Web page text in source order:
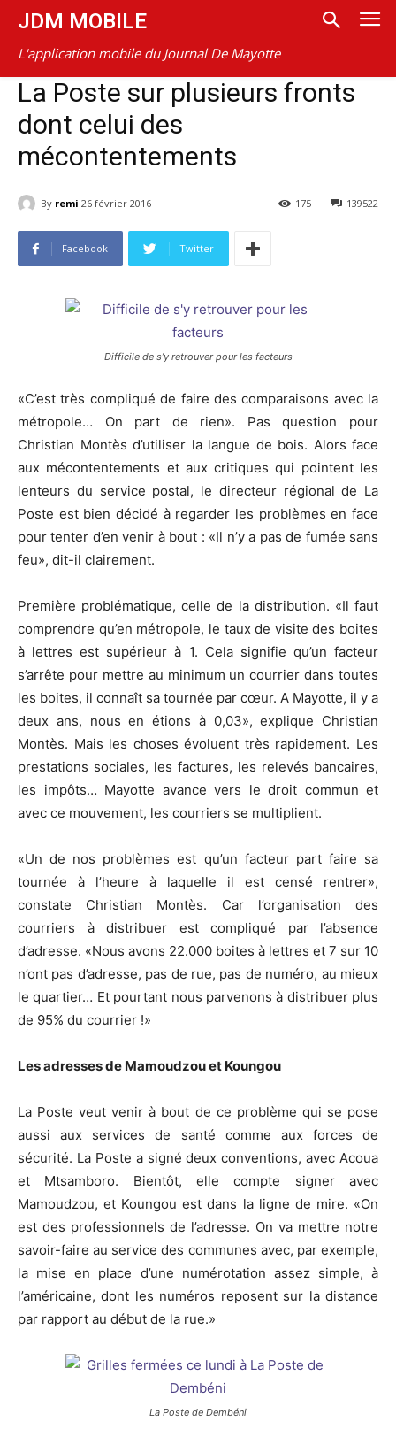
JDM MOBILE
L'application mobile du Journal De Mayotte
La Poste sur plusieurs fronts
dont celui des
mécontentements
By remi 26 février 2016 139522
175
Facebook Twitter
Difficile de s’y retrouver pour les facteurs
«C’est très compliqué de faire des comparaisons avec la
métropole… On part de rien». Pas question pour
Christian Montès d’utiliser la langue de bois. Alors face
aux mécontentements et aux critiques qui pointent les
lenteurs du service postal, le directeur régional de La
Poste est bien décidé à regarder les problèmes en face
pour tenter d’en venir à bout : «Il n’y a pas de fumée sans
feu», dit-il clairement.
Première problématique, celle de la distribution. «Il faut
comprendre qu’en métropole, le taux de visite des boites
à lettres est supérieur à 1. Cela signifie qu’un facteur
s’arrête pour mettre au minimum un courrier dans toutes
les boites, il connaît sa tournée par cœur. A Mayotte, il y a
deux ans, nous en étions à 0,03», explique Christian
Montès. Mais les choses évoluent très rapidement. Les
prestations sociales, les factures, les relevés bancaires,
les impôts… Mayotte avance vers le droit commun et
avec ce mouvement, les courriers se multiplient.
«Un de nos problèmes est qu’un facteur part faire sa
tournée à l’heure à laquelle il est censé rentrer»,
constate Christian Montès. Car l’organisation des
courriers à distribuer est compliqué par l’absence
d’adresse. «Nous avons 22.000 boites à lettres et 7 sur 10
n’ont pas d’adresse, pas de rue, pas de numéro, au mieux
le quartier… Et pourtant nous parvenons à distribuer plus
de 95% du courrier !»
Les adresses de Mamoudzou et Koungou
La Poste veut venir à bout de ce problème qui se pose
aussi aux services de santé comme aux forces de
sécurité. La Poste a signé deux conventions, avec Acoua
et Mtsamboro. Bientôt, elle compte signer avec
Mamoudzou, et Koungou est dans la ligne de mire. «On
est des professionnels de l’adresse. On va mettre notre
savoir-faire au service des communes avec, par exemple,
la mise en place d’une numérotation assez simple, à
l’américaine, dont les numéros reposent sur la distance
par rapport au début de la rue.»
La Poste de Dembéni